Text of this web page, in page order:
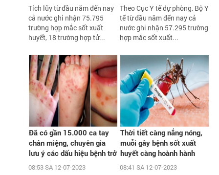
Tích lũy từ đầu năm đến nay
cả nước ghi nhận 75.795
trường hợp mắc sốt xuất
huyết, 18 trường hợp tử...
Theo Cục Y tế dự phòng, Bộ Y
tế từ đầu năm đến nay cả
nước ghi nhận 57.295 trường
hợp mắc sốt xuất...
Đã có gần 15.000 ca tay
chân miệng, chuyên gia
lưu ý các dấu hiệu bệnh trở
nặng cần biết
08:53 SA 12-07-2023
Thời tiết càng nắng nóng,
muỗi gây bệnh sốt xuất
huyết càng hoành hành
08:41 SA 12-07-2023